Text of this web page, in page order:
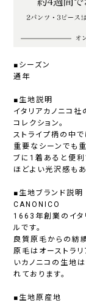
■シーズン
通年
■生地説明
イタリアカノニコ
コレクション。
ストライプ柄の中
重要なシーンでも
ブに1着あると便利
ほどよい光沢感も
■生地ブランド説明
CANONICO
1663年創業のイタ
ルです。
良質原毛からの紡
原毛はオーストラ
いカノニコの生地
れております。
■生地原産地